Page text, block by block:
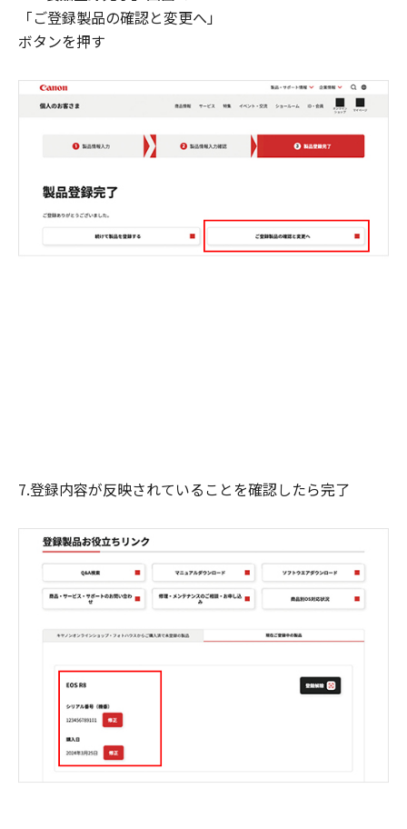
「ご登録製品の確認と変更へ」
ボタンを押す
7.登録内容が反映されていることを確認したら完了